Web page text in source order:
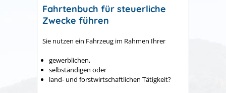
Fahrtenbuch für steuerliche
Zwecke führen
Sie nutzen ein Fahrzeug im Rahmen Ihrer
gewerblichen,
selbständigen oder
land- und forstwirtschaftlichen Tätigkeit?